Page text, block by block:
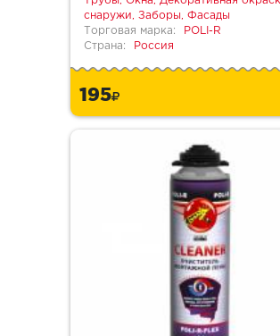
снаружи, Заборы, Фасады
Торговая марка:
POLI-R
Страна:
Россия
195